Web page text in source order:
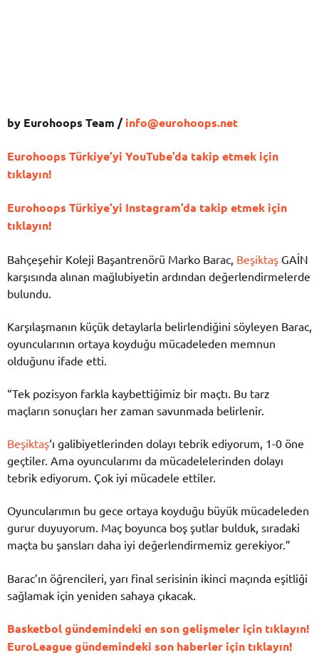
by Eurohoops Team /info@eurohoops.net
Eurohoops Türkiye’yi YouTube’da takip etmek için
tıklayın!
Eurohoops Türkiye’yi Instagram’da takip etmek için
tıklayın!
Bahçeşehir Koleji Başantrenörü Marko Barac, Beşiktaş GAİN
karşısında alınan mağlubiyetin ardından değerlendirmelerde
bulundu.
Karşılaşmanın küçük detaylarla belirlendiğini söyleyen Barac,
oyuncularının ortaya koyduğu mücadeleden memnun
olduğunu ifade etti.
“Tek pozisyon farkla kaybettiğimiz bir maçtı. Bu tarz
maçların sonuçları her zaman savunmada belirlenir.
Beşiktaş‘ı galibiyetlerinden dolayı tebrik ediyorum, 1-0 öne
geçtiler. Ama oyuncularımı da mücadelelerinden dolayı
tebrik ediyorum. Çok iyi mücadele ettiler.
Oyuncularımın bu gece ortaya koyduğu büyük mücadeleden
gurur duyuyorum. Maç boyunca boş şutlar bulduk, sıradaki
maçta bu şansları daha iyi değerlendirmemiz gerekiyor.”
Barac’ın öğrencileri, yarı final serisinin ikinci maçında eşitliği
sağlamak için yeniden sahaya çıkacak.
Basketbol gündemindeki en son gelişmeler için tıklayın!
EuroLeague gündemindeki son haberler için tıklayın!